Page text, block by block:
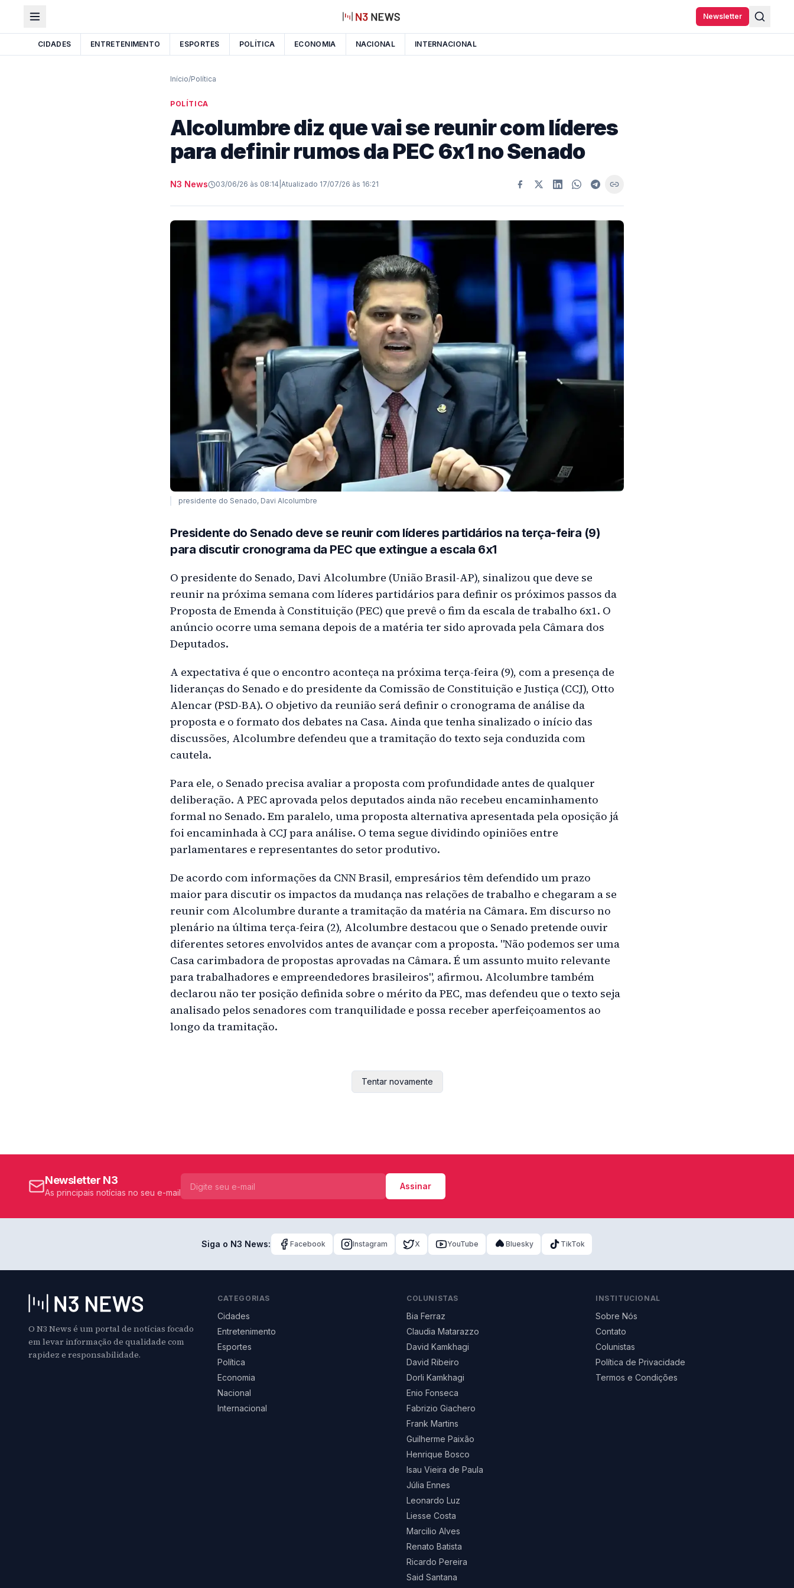
Newsletter
CIDADES ENTRETENIMENTO ESPORTES POLÍTICA ECONOMIA NACIONAL INTERNACIONAL
Início/Política
POLÍTICA
Alcolumbre diz que vai se reunir com líderes
para definir rumos da PEC 6x1 no Senado
N3 News 03/06/26 às 08:14 Atualizado 17/07/26 às 16:21
presidente do Senado, Davi Alcolumbre
Presidente do Senado deve se reunir com líderes partidários na terça-feira (9)
para discutir cronograma da PEC que extingue a escala 6x1
O presidente do Senado, Davi Alcolumbre (União Brasil-AP), sinalizou que deve se
reunir na próxima semana com líderes partidários para definir os próximos passos da
Proposta de Emenda à Constituição (PEC) que prevê o fim da escala de trabalho 6x1. O
anúncio ocorre uma semana depois de a matéria ter sido aprovada pela Câmara dos
Deputados.
A expectativa é que o encontro aconteça na próxima terça-feira (9), com a presença de
lideranças do Senado e do presidente da Comissão de Constituição e Justiça (CCJ), Otto
Alencar (PSD-BA). O objetivo da reunião será definir o cronograma de análise da
proposta e o formato dos debates na Casa. Ainda que tenha sinalizado o início das
discussões, Alcolumbre defendeu que a tramitação do texto seja conduzida com
cautela.
Para ele, o Senado precisa avaliar a proposta com profundidade antes de qualquer
deliberação. A PEC aprovada pelos deputados ainda não recebeu encaminhamento
formal no Senado. Em paralelo, uma proposta alternativa apresentada pela oposição já
foi encaminhada à CCJ para análise. O tema segue dividindo opiniões entre
parlamentares e representantes do setor produtivo.
De acordo com informações da CNN Brasil, empresários têm defendido um prazo
maior para discutir os impactos da mudança nas relações de trabalho e chegaram a se
reunir com Alcolumbre durante a tramitação da matéria na Câmara. Em discurso no
plenário na última terça-feira (2), Alcolumbre destacou que o Senado pretende ouvir
diferentes setores envolvidos antes de avançar com a proposta. "Não podemos ser uma
Casa carimbadora de propostas aprovadas na Câmara. É um assunto muito relevante
para trabalhadores e empreendedores brasileiros", afirmou. Alcolumbre também
declarou não ter posição definida sobre o mérito da PEC, mas defendeu que o texto seja
analisado pelos senadores com tranquilidade e possa receber aperfeiçoamentos ao
longo da tramitação.
Tentar novamente
Newsletter N3
As principais notícias no seu e-mail
Assinar
Siga o N3 News: Facebook Instagram X YouTube Bluesky TikTok
O N3 News é um portal de notícias focado
em levar informação de qualidade com
rapidez e responsabilidade.
CATEGORIAS
Cidades
Entretenimento
Esportes
Política
Economia
Nacional
Internacional
COLUNISTAS
Bia Ferraz
Claudia Matarazzo
David Kamkhagi
David Ribeiro
Dorli Kamkhagi
Enio Fonseca
Fabrizio Giachero
Frank Martins
Guilherme Paixão
Henrique Bosco
Isau Vieira de Paula
Júlia Ennes
Leonardo Luz
Liesse Costa
Marcilio Alves
Renato Batista
Ricardo Pereira
Said Santana
INSTITUCIONAL
Sobre Nós
Contato
Colunistas
Política de Privacidade
Termos e Condições